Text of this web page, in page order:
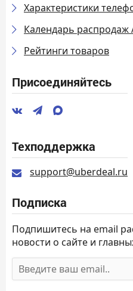
Характеристики
Календарь распродаж
Рейтинги товаров
Присоединяйтесь
Техподдержка
support@uberdeal.ru
Подписка
Подпишитесь на email
новости о сайте и